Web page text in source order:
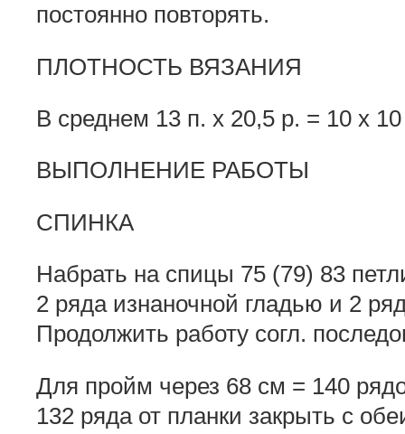
постоянно повторять.
ПЛОТНОСТЬ ВЯЗАНИЯ
В среднем 13 п. х 20,5 р. = 10 x
ВЫПОЛНЕНИЕ РАБОТЫ
СПИНКА
Набрать на спицы 75 (79) 83
2 ряда изнаночной гладью и 2
Продолжить работу согл.
Для пройм через 68 см = 140
132 ряда от планки закрыть с